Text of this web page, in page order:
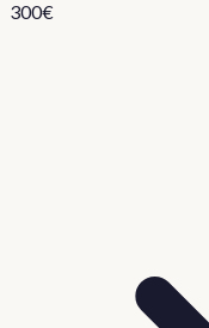
300€